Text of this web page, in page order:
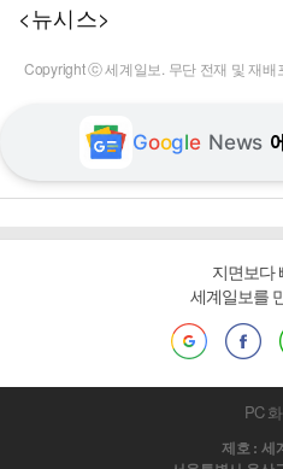
<뉴시스>
Copyright ⓒ 세계일보. 무단 전재 및 재배
Google News
지면보다
세계일보를
PC
제호 : 세